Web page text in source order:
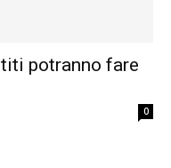
potranno fare
0